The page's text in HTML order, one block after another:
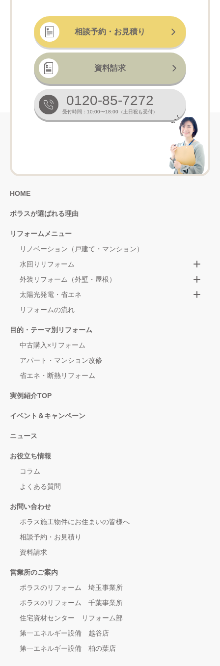
相談予約・お見積り
資料請求
0120-85-7272
受付時間：10:00〜18:00（土日祝も受付）
HOME
ポラスが選ばれる理由
リフォームメニュー
リノベーション（戸建て・マンション）
水回りリフォーム
外装リフォーム（外壁・屋根）
太陽光発電・省エネ
リフォームの流れ
目的・テーマ別リフォーム
中古購入×リフォーム
アパート・マンション改修
省エネ・断熱リフォーム
実例紹介TOP
イベント＆キャンペーン
ニュース
お役立ち情報
コラム
よくある質問
お問い合わせ
ポラス施工物件にお住まいの皆様へ
相談予約・お見積り
資料請求
営業所のご案内
ポラスのリフォーム 埼玉事業所
ポラスのリフォーム 千葉事業所
住宅資材センター リフォーム部
第一エネルギー設備 越谷店
第一エネルギー設備 柏の葉店